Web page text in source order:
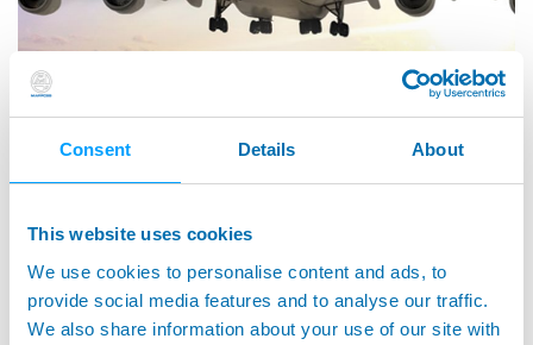
Consent Details About
This website uses cookies
We use cookies to personalise content and ads, to
provide social media features and to analyse our traffic.
We also share information about your use of our site with
Clientes
y usuarios finales.
Industrias de automocióny los relativos subcontratistas para
medir los componentes de la transmisión de los motores,
inyección, chasis del coche, vidrios.